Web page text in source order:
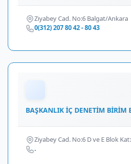
Ziyabey Cad. No:6 Balgat/Ankara
0(312) 207 80 42 - 80 43
BAŞKANLIK İÇ DENETİM BİRİM
Ziyabey Cad. No:6 D ve E Blok
.